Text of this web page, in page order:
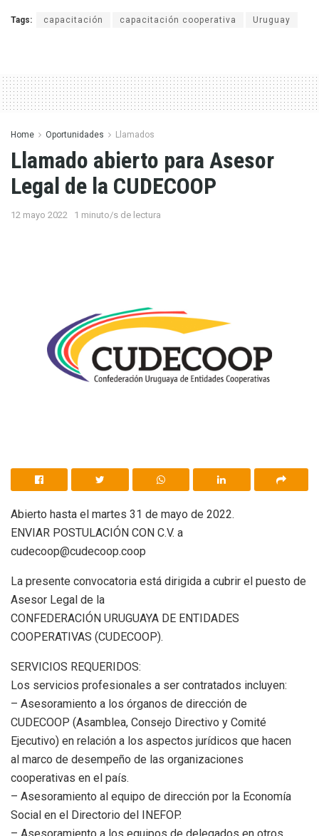
Tags: capacitación capacitación cooperativa Uruguay
Home Oportunidades Llamados
Llamado abierto para Asesor
Legal de la CUDECOOP
12 mayo 2022 1 minuto/s de lectura
Abierto hasta el martes 31 de mayo de 2022.
ENVIAR POSTULACIÓN CON C.V. a
cudecoop@cudecoop.coop
La presente convocatoria está dirigida a cubrir el puesto de
Asesor Legal de la
CONFEDERACIÓN URUGUAYA DE ENTIDADES
COOPERATIVAS (CUDECOOP).
SERVICIOS REQUERIDOS:
Los servicios profesionales a ser contratados incluyen:
– Asesoramiento a los órganos de dirección de
CUDECOOP (Asamblea, Consejo Directivo y Comité
Ejecutivo) en relación a los aspectos jurídicos que hacen
al marco de desempeño de las organizaciones
cooperativas en el país.
– Asesoramiento al equipo de dirección por la Economía
Social en el Directorio del INEFOP.